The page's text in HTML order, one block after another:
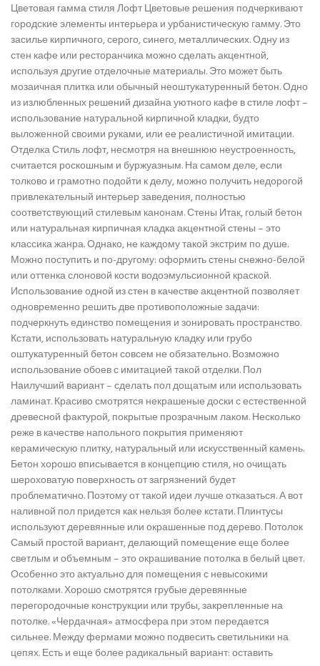
Цветовая гамма стиля Лофт Цветовые решения подчеркивают
городские элементы интерьера и урбанистическую гамму. Это
засилье кирпичного, серого, синего, металлических. Одну из
стен кафе или ресторанчика можно сделать акцентной,
используя другие отделочные материалы. Это может быть
мозаичная плитка или обычный неоштукатуренный бетон. Одно
из излюбленных решений дизайна уютного кафе в стиле лофт –
использование натуральной кирпичной кладки, будто
выложенной своими руками, или ее реалистичной имитации.
Отделка Стиль лофт, несмотря на внешнюю неустроенность,
считается роскошным и буржуазным. На самом деле, если
толково и грамотно подойти к делу, можно получить недорогой
привлекательный интерьер заведения, полностью
соответствующий стилевым канонам. Стены Итак, голый бетон
или натуральная кирпичная кладка акцентной стены – это
классика жанра. Однако, не каждому такой экстрим по душе.
Можно поступить и по-другому: оформить стены снежно-белой
или оттенка слоновой кости водоэмульсионной краской.
Использование одной из стен в качестве акцентной позволяет
одновременно решить две противоположные задачи:
подчеркнуть единство помещения и зонировать пространство.
Кстати, использовать натуральную кладку или грубо
оштукатуренный бетон совсем не обязательно. Возможно
использование обоев с имитацией такой отделки. Пол
Наилучший вариант – сделать пол дощатым или использовать
ламинат. Красиво смотрятся некрашеные доски с естественной
древесной фактурой, покрытые прозрачным лаком. Несколько
реже в качестве напольного покрытия применяют
керамическую плитку, натуральный или искусственный камень.
Бетон хорошо вписывается в концепцию стиля, но очищать
шероховатую поверхность от загрязнений будет
проблематично. Поэтому от такой идеи лучше отказаться. А вот
наливной пол придется как нельзя более кстати. Плинтусы
используют деревянные или окрашенные под дерево. Потолок
Самый простой вариант, делающий помещение еще более
светлым и объемным – это окрашивание потолка в белый цвет.
Особенно это актуально для помещения с невысокими
потолками. Хорошо смотрятся грубые деревянные
перегородочные конструкции или трубы, закрепленные на
потолке. «Чердачная» атмосфера при этом передается
сильнее. Между фермами можно подвесить светильники на
цепях. Есть и еще более радикальный вариант: оставить